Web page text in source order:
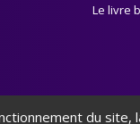
Le livre
du site,